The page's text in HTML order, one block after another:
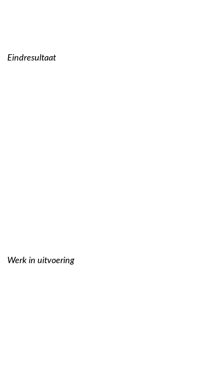
Eindresultaat
Werk in uitvoering